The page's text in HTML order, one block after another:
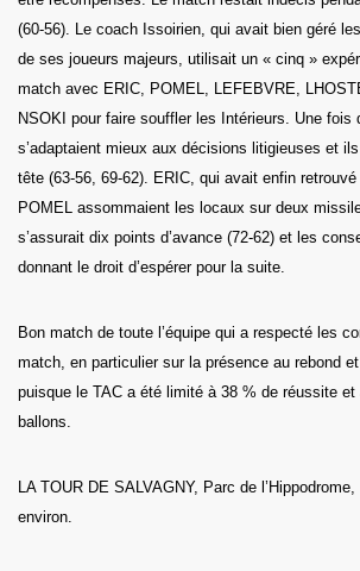
(60-56). Le coach Issoirien, qui avait bien géré
de ses joueurs majeurs, utilisait un « cinq »
match avec ERIC, POMEL, LEFEBVRE,
NSOKI pour faire souffler les Intérieurs. Une fois
s’adaptaient mieux aux décisions litigieuses et
tête (63-56, 69-62). ERIC, qui avait enfin
POMEL assommaient les locaux sur deux
s’assurait dix points d’avance (72-62) et les
donnant le droit d’espérer pour la suite.
Bon match de toute l’équipe qui a respecté les
match, en particulier sur la présence au rebond
puisque le TAC a été limité à 38 % de réussite et
ballons.
LA TOUR DE SALVAGNY, Parc de
environ.